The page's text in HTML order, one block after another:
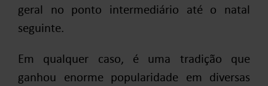
geral no ponto intermediário até o natal
seguinte.
Em qualquer caso, é uma tradição que
ganhou enorme popularidade em diversas